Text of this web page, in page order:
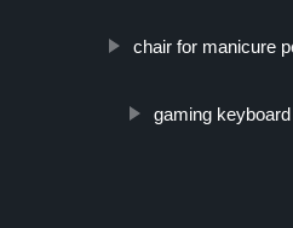
chair for manicure
gaming